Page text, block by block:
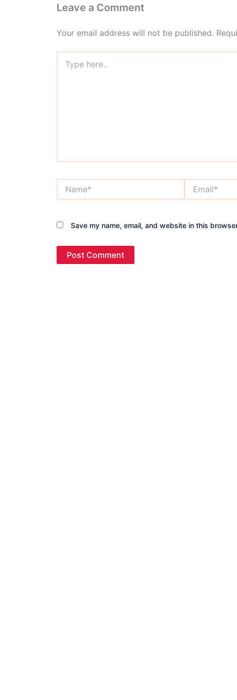
Leave a Comment
Your email address will not be published.
here..
Save my name, email, and website in this